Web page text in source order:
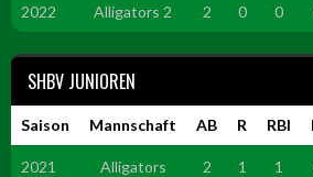
2022 Alligators 2 2 0 0
SHBV JUNIOREN
Saison Mannschaft AB R RBI
2021
Alligators
2 1 1